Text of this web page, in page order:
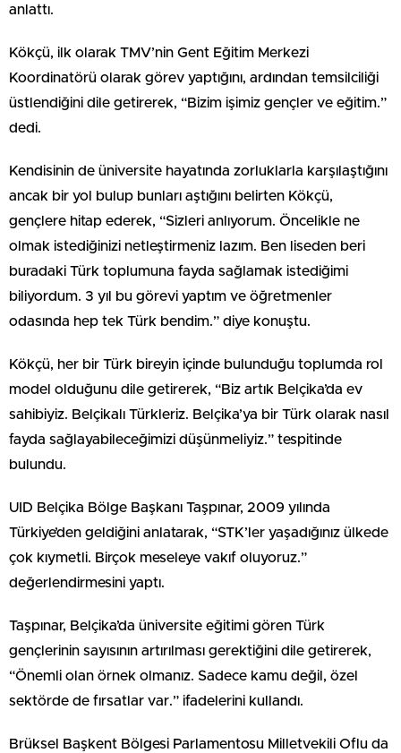
anlattı.
Kökçü, ilk olarak TMV’nin Gent Eğitim Merkezi
Koordinatörü olarak görev yaptığını, ardından temsilciliği
üstlendiğini dile getirerek, “Bizim işimiz gençler ve eğitim.”
dedi.
Kendisinin de üniversite hayatında zorluklarla karşılaştığını
ancak bir yol bulup bunları aştığını belirten Kökçü,
gençlere hitap ederek, “Sizleri anlıyorum. Öncelikle ne
olmak istediğinizi netleştirmeniz lazım. Ben liseden beri
buradaki Türk toplumuna fayda sağlamak istediğimi
biliyordum. 3 yıl bu görevi yaptım ve öğretmenler
odasında hep tek Türk bendim.” diye konuştu.
Kökçü, her bir Türk bireyin içinde bulunduğu toplumda rol
model olduğunu dile getirerek, “Biz artık Belçika’da ev
sahibiyiz. Belçikalı Türkleriz. Belçika’ya bir Türk olarak nasıl
fayda sağlayabileceğimizi düşünmeliyiz.” tespitinde
bulundu.
UID Belçika Bölge Başkanı Taşpınar, 2009 yılında
Türkiye’den geldiğini anlatarak, “STK’ler yaşadığınız ülkede
çok kıymetli. Birçok meseleye vakıf oluyoruz.”
değerlendirmesini yaptı.
Taşpınar, Belçika’da üniversite eğitimi gören Türk
gençlerinin sayısının artırılması gerektiğini dile getirerek,
“Önemli olan örnek olmanız. Sadece kamu değil, özel
sektörde de fırsatlar var.” ifadelerini kullandı.
Brüksel Başkent Bölgesi Parlamentosu Milletvekili Oflu da